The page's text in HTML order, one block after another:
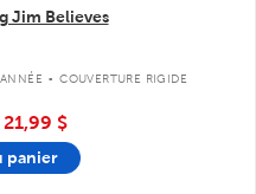
Jim Believes
. COUVERTURE RIGIDE
21,99 $
panier